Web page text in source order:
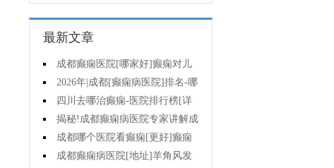
最新文章
成都癫痫医院[哪家好]癫痫对儿
童病人心理有影响吗?
2026年|成都[癫痫病医院]排名-哪
些不良习惯能诱发癫痫?
四川去哪治癫痫-医院排行榜[详
细排名]癫痫治疗怎么治比较好?
揭秘!成都癫痫病医院专家讲解成
都哪一个医院能治疗癫痫?
成都哪个医院看癫痫[更好]癫痫
如何护理?
成都癫痫病医院[地址]羊角风发